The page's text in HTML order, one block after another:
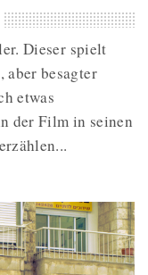
Dieser spielt
aber besagter
etwas
der Film in seinen